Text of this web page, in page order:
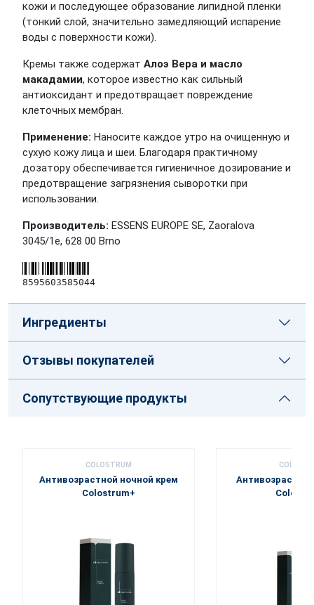
кожи и последующее образование липидной пленки
(тонкий слой, значительно замедляющий испарение
воды с поверхности кожи).
Кремы также содержат Алоэ Вера и масло
макадамии, которое известно как сильный
антиоксидант и предотвращает повреждение
клеточных мембран.
Применение: Наносите каждое утро на очищенную и
сухую кожу лица и шеи. Благодаря практичному
дозатору обеспечивается гигиеничное дозирование и
предотвращение загрязнения сыворотки при
использовании.
Производитель: ESSENS EUROPE SE, Zaoralova
3045/1e, 628 00 Brno
8595603585044
Ингредиенты
Отзывы покупателей
Сопутствующие продукты
COLOSTRUM
Антивозрастной ночной крем
Colostrum+